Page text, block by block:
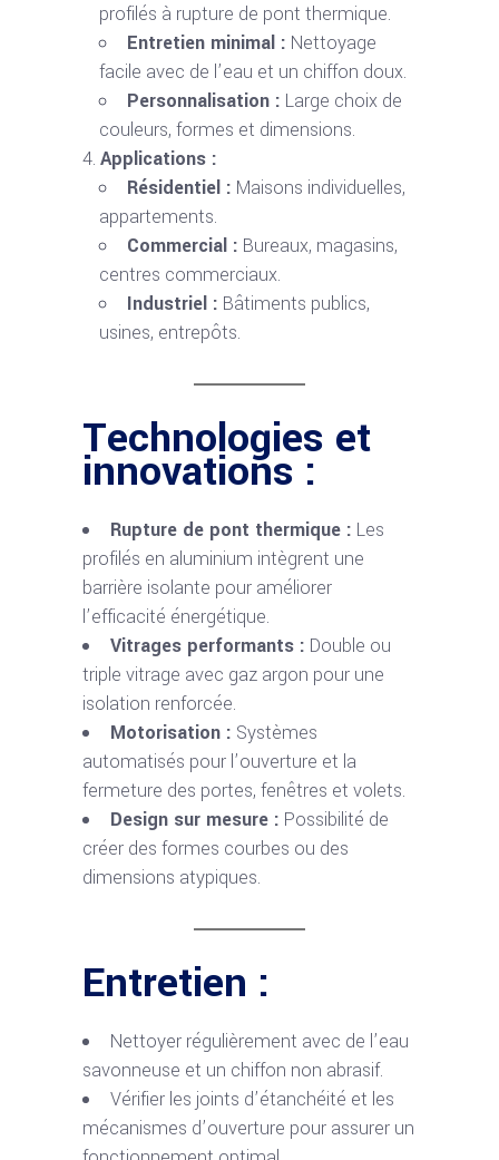
profilés à rupture de pont thermique.
Entretien minimal : Nettoyage
facile avec de l’eau et un chiffon doux.
Personnalisation : Large choix de
couleurs, formes et dimensions.
Applications :
Résidentiel : Maisons individuelles,
appartements.
Commercial : Bureaux, magasins,
centres commerciaux.
Industriel : Bâtiments publics,
usines, entrepôts.
Technologies et
innovations :
Rupture de pont thermique : Les
profilés en aluminium intègrent une
barrière isolante pour améliorer
l’efficacité énergétique.
Vitrages performants : Double ou
triple vitrage avec gaz argon pour une
isolation renforcée.
Motorisation : Systèmes
automatisés pour l’ouverture et la
fermeture des portes, fenêtres et volets.
Design sur mesure : Possibilité de
créer des formes courbes ou des
dimensions atypiques.
Entretien :
Nettoyer régulièrement avec de l’eau
savonneuse et un chiffon non abrasif.
Vérifier les joints d’étanchéité et les
mécanismes d’ouverture pour assurer un